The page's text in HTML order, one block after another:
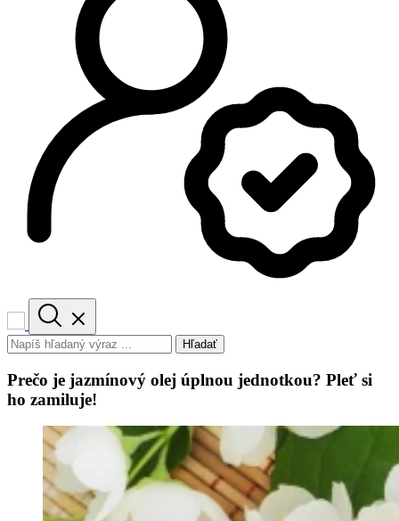
Hľadať
Prečo je jazmínový olej úplnou jednotkou? Pleť si
ho zamiluje!